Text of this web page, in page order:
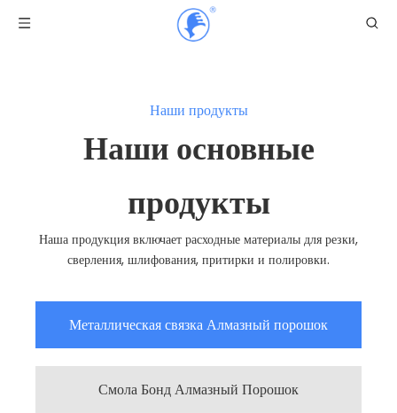
Наши продукты
Наши основные
продукты
Наша продукция включает расходные материалы для резки,
сверления, шлифования, притирки и полировки.
Металлическая связка Алмазный порошок
Смола Бонд Алмазный Порошок